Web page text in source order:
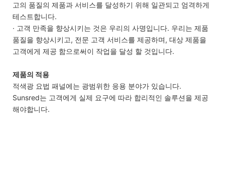
고의 품질의 제품과 서비스를 달성하기 위해 일관되고 엄격하게
테스트합니다.
· 고객 만족을 향상시키는 것은 우리의 사명입니다. 우리는 제품
품질을 향상시키고, 전문 고객 서비스를 제공하며, 대상 제품을
고객에게 제공 함으로써이 작업을 달성 할 것입니다.
제품의 적용
적색광 요법 패널에는 광범위한 응용 분야가 있습니다.
Sunsred는 고객에게 실제 요구에 따라 합리적인 솔루션을 제공
해야합니다.